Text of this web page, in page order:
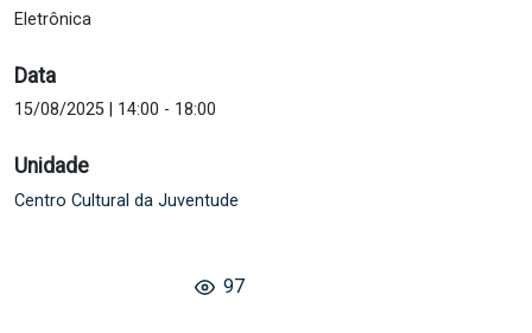
Eletrônica
Data
15/08/2025 | 14:00 - 18:00
Unidade
Centro Cultural da Juventude
97